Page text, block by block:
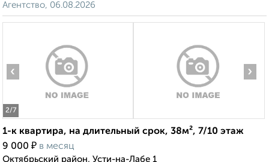
Агентство, 06.08.2026
2/7
‹ ›
1-к квартира, на длительный срок, 38м², 7/10 этаж
9 000 ₽ в месяц
Октябрьский район, Усти-на-Лабе 1